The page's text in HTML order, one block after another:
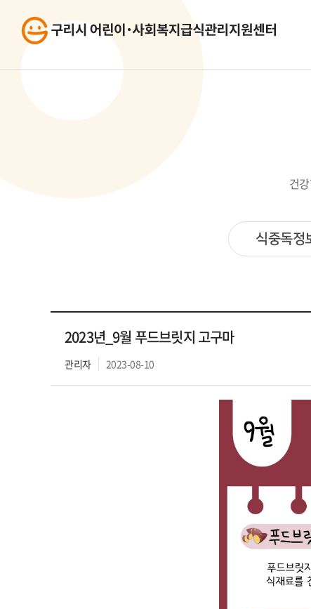
건
식중독정
2023년_9월 푸드브릿지 고구마
관리자 2023-08-10